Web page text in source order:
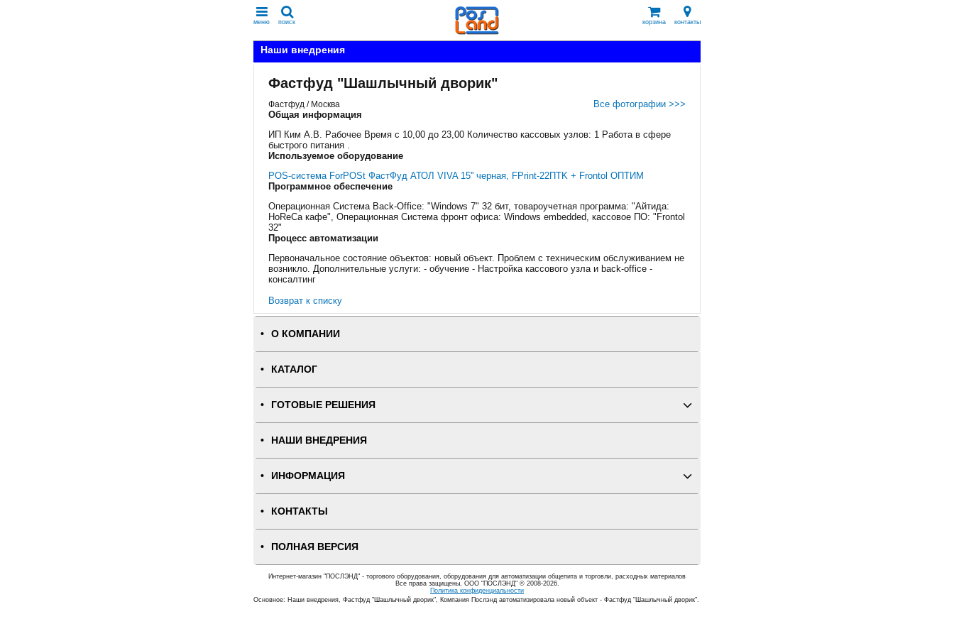
меню поиск корзина контакты
Наши внедрения
Фастфуд "Шашлычный дворик"
Все фотографии >>>
Фастфуд / Москва
Общая информация
ИП Ким А.В. Рабочее Время с 10,00 до 23,00 Количество кассовых узлов: 1 Работа в сфере
быстрого питания .
Используемое оборудование
POS-система ForPOSt ФастФуд АТОЛ VIVA 15'' черная, FPrint-22ПТK + Frontol ОПТИМ
Программное обеспечение
Операционная Система Back-Office: "Windows 7" 32 бит, товароучетная программа: "Айтида:
HoReCa кафе", Операционная Система фронт офиса: Windows embedded, кассовое ПО: "Frontol
32"
Процесс автоматизации
Первоначальное состояние объектов: новый объект. Проблем с техническим обслуживанием не
возникло. Дополнительные услуги: - обучение - Настройка кассового узла и back-office -
консалтинг
Возврат к списку
О КОМПАНИИ
КАТАЛОГ
ГОТОВЫЕ РЕШЕНИЯ
НАШИ ВНЕДРЕНИЯ
ИНФОРМАЦИЯ
КОНТАКТЫ
ПОЛНАЯ ВЕРСИЯ
Интернет-магазин "ПОСЛЭНД" - торгового оборудования, оборудования для автоматизации общепита и торговли, расходных материалов
Все права защищены, ООО "ПОСЛЭНД" © 2008-2026.
Политика конфиденциальности
Основное: Наши внедрения, Фастфуд "Шашлычный дворик", Компания Послэнд автоматизировала новый объект - Фастфуд "Шашлычный дворик".